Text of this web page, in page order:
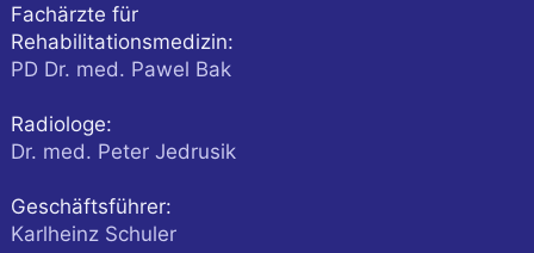
Fachärzte für
Rehabilitationsmedizin:
PD Dr. med. Pawel Bak
Radiologe:
Dr. med. Peter Jedrusik
Geschäftsführer:
Karlheinz Schuler